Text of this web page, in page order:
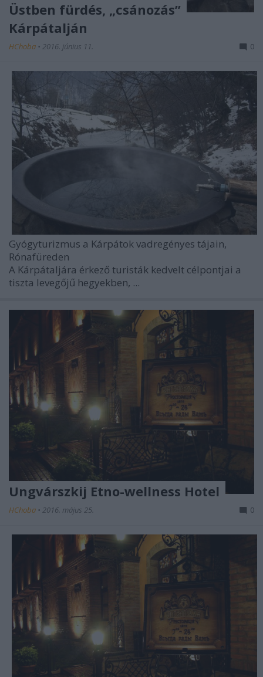
Üstben fürdés, „csánozás”
Kárpátalján
HChoba • 2016. június 11. 0
Gyógyturizmus a Kárpátok vadregényes tájain,
Rónafüreden
A Kárpátaljára érkező turisták kedvelt célpontjai a
tiszta levegőjű hegyekben, ...
Ungvárszkij Etno-wellness Hotel
HChoba • 2016. május 25. 0